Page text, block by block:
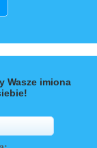
Wasze imiona